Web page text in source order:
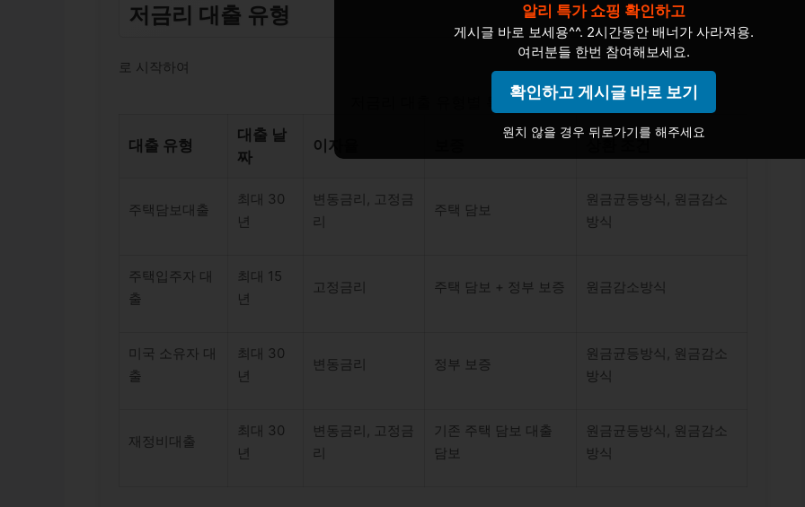
저금리 대출 유형
로 시작하여
저금리 대출 유형별 특징
대출 유형
대출 날
짜
이자율
주택담보대출
최대 30
년
변동금리, 고정금
리
주택 담보
원금균등방식, 원금감소
방식
주택입주자 대
출
최대 15
년
고정금리 주택 담보 + 정부 보증 원금감소방식
미국 소유자 대
출
최대 30
년
변동금리 정부 보증
원금균등방식, 원금감소
방식
재정비대출
최대 30
년
변동금리, 고정금
리
기존 주택 담보 대출
담보
원금균등방식, 원금감소
방식
알리 특가 쇼핑 확인하고
게시글 바로 보세용^^. 2시간동안 배너가 사라져용.
여러분들 한번 참여해보세요.
확인하고 게시글 바로 보기
원치 않을 경우 뒤로가기를 해주세요